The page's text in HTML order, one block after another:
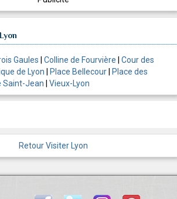
Gaules Colline de Fourvière
Cour des
de Lyon Place Bellecour
Place des
Saint-Jean Vieux-Lyon
Retour Visiter Lyon